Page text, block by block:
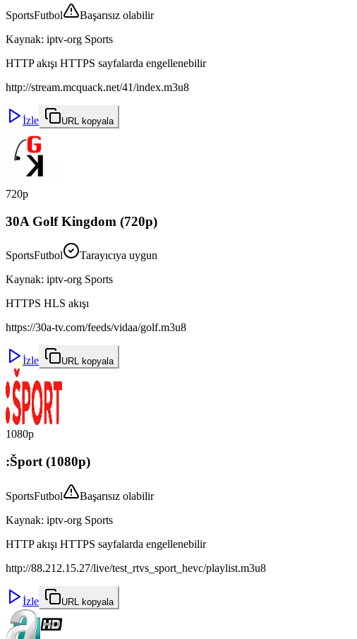
SportsFutbol
Başarısız olabilir
Kaynak: iptv-org Sports
HTTP akışı HTTPS sayfalarda engellenebilir
http://stream.mcquack.net/41/index.m3u8
İzle URL kopyala
720p
30A Golf Kingdom (720p)
SportsFutbol
Tarayıcıya uygun
Kaynak: iptv-org Sports
HTTPS HLS akışı
https://30a-tv.com/feeds/vidaa/golf.m3u8
İzle URL kopyala
1080p
:Šport (1080p)
SportsFutbol
Başarısız olabilir
Kaynak: iptv-org Sports
HTTP akışı HTTPS sayfalarda engellenebilir
http://88.212.15.27/live/test_rtvs_sport_hevc/playlist.m3u8
İzle URL kopyala